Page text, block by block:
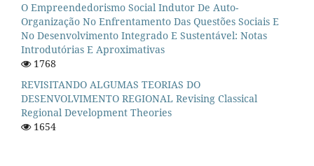
O Empreendedorismo Social Indutor De Auto-
Organização No Enfrentamento Das Questões Sociais E
No Desenvolvimento Integrado E Sustentável: Notas
Introdutórias E Aproximativas
1768
REVISITANDO ALGUMAS TEORIAS DO
DESENVOLVIMENTO REGIONAL Revising Classical
Regional Development Theories
1654